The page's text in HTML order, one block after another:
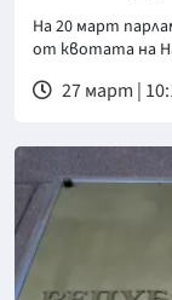
На 20 март
от квотата на
27 март |